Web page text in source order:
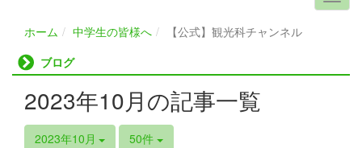
ホーム 中学生の皆様へ
【公式】観光科チャンネル
ブログ
2023年10月の記事一覧
2023年10月 50件